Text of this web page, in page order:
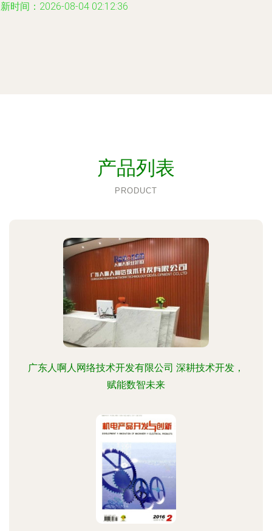
时间：2026-08-04 02:12:36
产品列表
PRODUCT
广东人啊人网络技术开发有限公司 深耕技术开发，
赋能数智未来